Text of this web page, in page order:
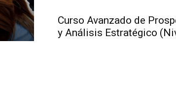
Curso Avanzado de
y Análisis Estratégico